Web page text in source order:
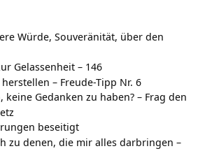
Würde, Souveränität, über den
Gelassenheit – 146
– Freude-Tipp Nr. 6
Gedanken zu haben? – Frag den
beseitigt
zu denen, die mir alles darbringen –